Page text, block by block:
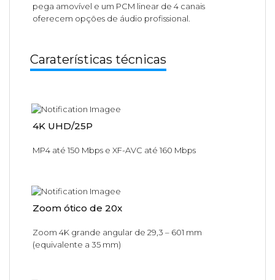
pega amovível e um PCM linear de 4 canais
oferecem opções de áudio profissional.
Caraterísticas técnicas
4K UHD/25P
MP4 até 150 Mbps e XF-AVC até 160 Mbps
Zoom ótico de 20x
Zoom 4K grande angular de 29,3 – 601 mm
(equivalente a 35 mm)